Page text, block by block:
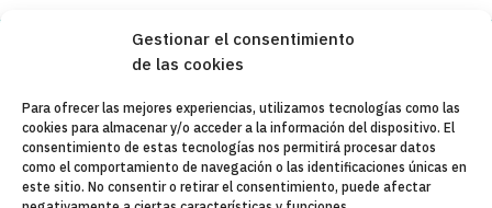
Gestionar el consentimiento
de las cookies
Para ofrecer las mejores experiencias, utilizamos tecnologías como las
cookies para almacenar y/o acceder a la información del dispositivo. El
consentimiento de estas tecnologías nos permitirá procesar datos
como el comportamiento de navegación o las identificaciones únicas en
este sitio. No consentir o retirar el consentimiento, puede afectar
Copyleft 2025Itaka-Escolapios
AVISO LEGAL
POLÍTICA DE PRIVACIDAD